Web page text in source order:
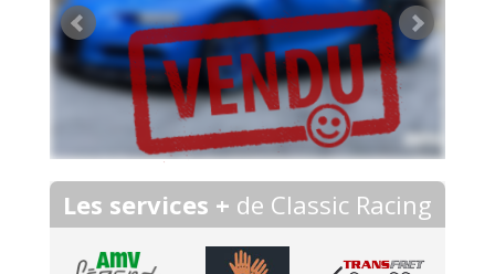
Les services + de Classic Racing